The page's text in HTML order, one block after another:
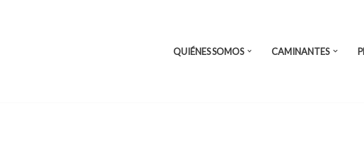
QUIÉNES SOMOS CAMINANTES